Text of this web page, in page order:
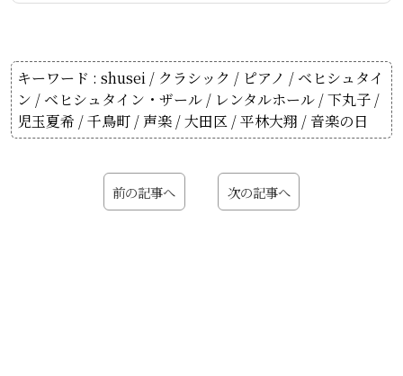
キーワード : shusei / クラシック / ピアノ / ベヒシュタイ
ン / ベヒシュタイン・ザール / レンタルホール /下丸子 /
児玉夏希 /千鳥町 / 声楽 /大田区 /平林大翔 / 音楽の日
前の記事へ 次の記事へ